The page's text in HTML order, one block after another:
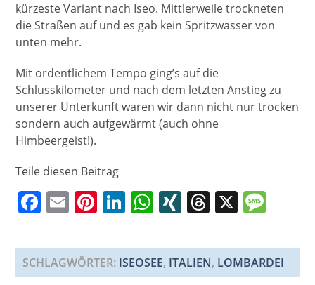
kürzeste Variant nach Iseo. Mittlerweile trockneten
die Straßen auf und es gab kein Spritzwasser von
unten mehr.
Mit ordentlichem Tempo ging’s auf die
Schlusskilometer und nach dem letzten Anstieg zu
unserer Unterkunft waren wir dann nicht nur trocken
sondern auch aufgewärmt (auch ohne
Himbeergeist!).
Teile diesen Beitrag
F
c
e
E
ai
l
Pi
er
e
Li
k
e
W
at
s
XI
G
T
re
a
X
ss
a
SCHLAGWÖRTER: ISEOSEE, ITALIEN, LOMBARDEI